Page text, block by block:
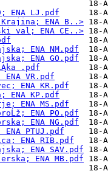
ENA LJ.pdf
Krajina; ENA B..>
val; ENA CE..>
ENA NM.pdf
ENA GO.pdf
.pdf
VR.pdf
ENA KR.pdf
ENA KP.pdf
ENA MS.pdf
ENA PO.pdf
ENA NG.pdf
PTUJ.pdf
ENA RIB.pdf
ENA SAV.pdf
ENA MB.pdf